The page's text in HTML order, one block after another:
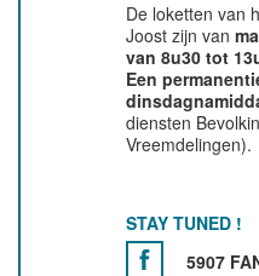
De loketten van
Joost zijn van
van 8u30 tot
Een
diensten
Vreemdelingen).
STAY TUNED !
5907